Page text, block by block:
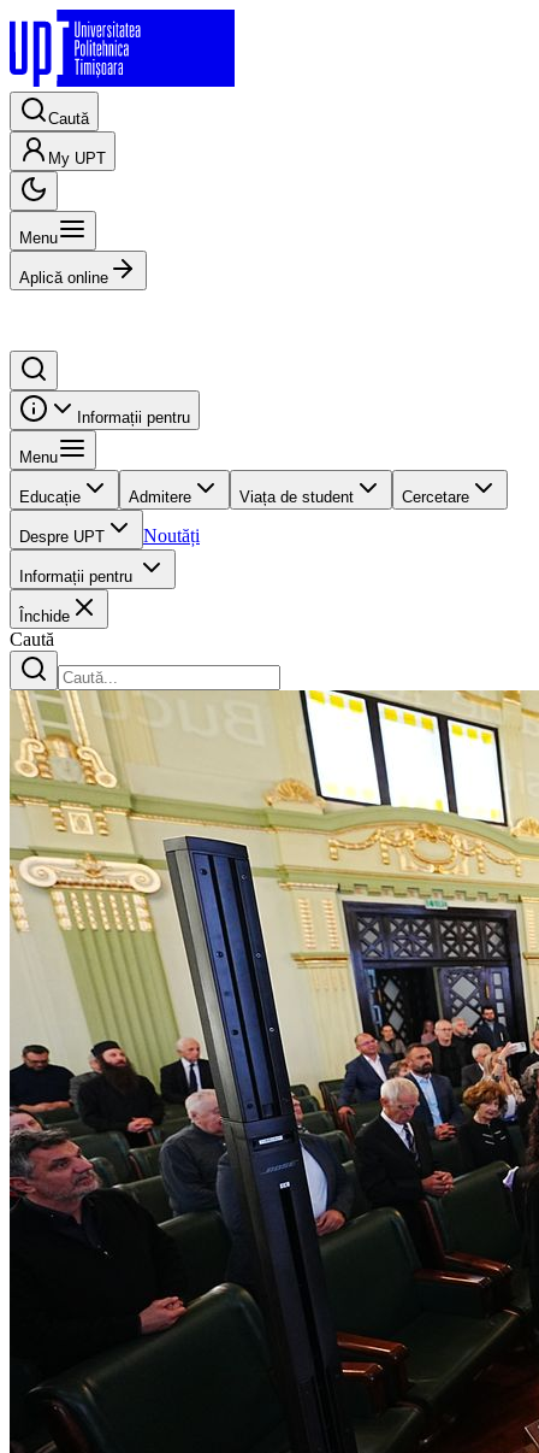
Caută
My UPT
Menu
Aplică online
Informații pentru
Menu
Educație Admitere Viața de student Cercetare
Despre UPT Noutăți
Informații pentru
Închide
Caută